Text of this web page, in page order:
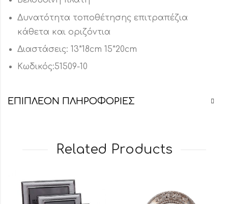
Δυνατότητα τοποθέτησης επιτραπέζια
κάθετα και οριζόντια
Διαστάσεις: 13*18cm 15*20cm
Κωδικός:51509-10
ΕΠΙΠΛΈΟΝ ΠΛΗΡΟΦΟΡΊΕΣ
Related Products